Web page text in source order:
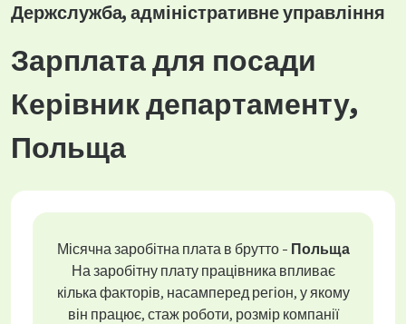
Держслужба, адміністративне управління
Зарплата для посади
Керівник департаменту,
Польща
Місячна заробітна плата в брутто - Польща
На заробітну плату працівника впливає
кілька факторів, насамперед регіон, у якому
він працює, стаж роботи, розмір компанії